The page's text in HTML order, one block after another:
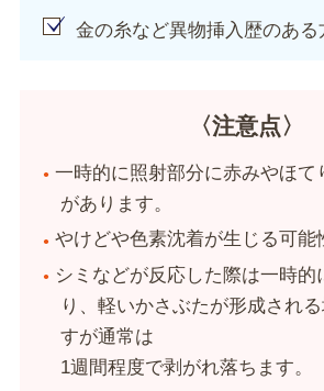
金の糸など異物挿入歴のある
〈注意点〉
一時的に照射部分に赤みやほて
があります。
やけどや色素沈着が生じる可能
シミなどが反応した際は一時的
り、軽いかさぶたが形成され
すが通常は
1週間程度で剥がれ落ちます。